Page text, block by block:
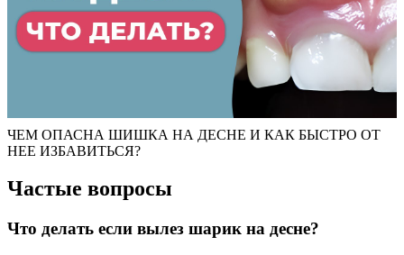
ЧЕМ ОПАСНА ШИШКА НА ДЕСНЕ И КАК БЫСТРО ОТ
НЕЕ ИЗБАВИТЬСЯ?
Частые вопросы
Что делать если вылез шарик на десне?